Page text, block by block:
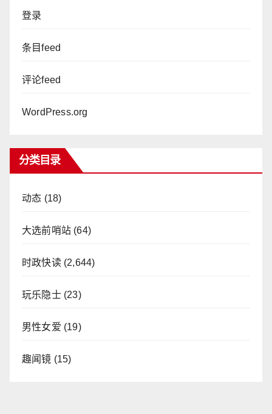
登录
条目feed
评论feed
WordPress.org
分类目录
动态 (18)
大选前哨站 (64)
时政快读(2,644)
玩乐隐士(23)
男性女爱 (19)
趣闻镜 (15)